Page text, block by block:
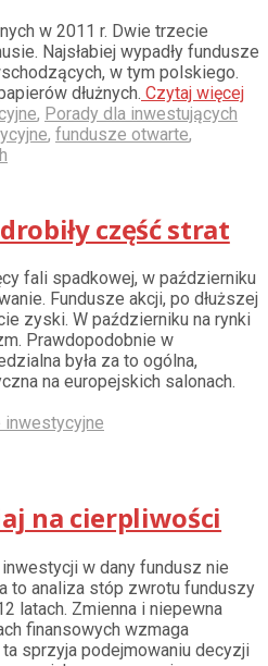
w 2011 r. Dwie trzecie
Najsłabiej wypadły fundusze
w tym polskiego.
dłużnych. Czytaj więcej
, Porady dla inwestujących
, fundusze otwarte,
część strat
fali spadkowej, w październiku
Fundusze akcji, po dłuższej
zyski. W październiku na rynki
Prawdopodobnie w
była za to ogólna,
na europejskich salonach.
inwestycyjne
na cierpliwości
w dany fundusz nie
to analiza stóp zwrotu funduszy
latach. Zmienna i niepewna
finansowych wzmaga
sprzyja podejmowaniu decyzji